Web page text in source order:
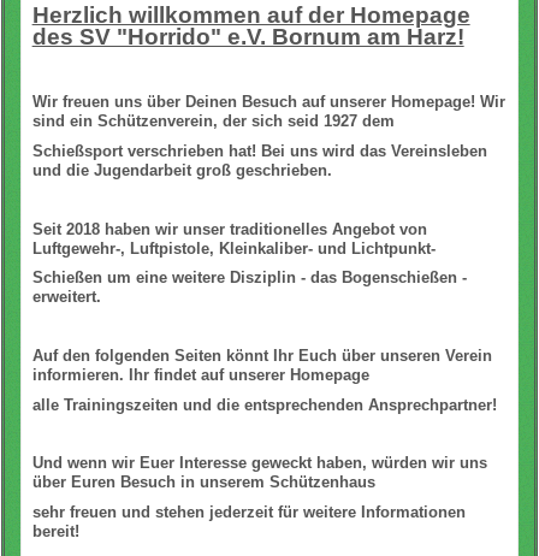
Herzlich willkommen auf der Homepage
des SV "Horrido" e.V. Bornum am Harz!
Wir freuen uns über Deinen Besuch auf unserer Homepage! Wir
sind ein Schützenverein, der sich seid 1927 dem
Schießsport verschrieben hat! Bei uns wird das Vereinsleben
und die Jugendarbeit groß geschrieben.
Seit 2018 haben wir unser traditionelles Angebot von
Luftgewehr-, Luftpistole, Kleinkaliber- und Lichtpunkt-
Schießen um eine weitere Disziplin - das Bogenschießen -
erweitert.
Auf den folgenden Seiten könnt Ihr Euch über unseren Verein
informieren. Ihr findet auf unserer Homepage
alle Trainingszeiten und die entsprechenden Ansprechpartner!
Und wenn wir Euer Interesse geweckt haben, würden wir uns
über Euren Besuch in unserem Schützenhaus
sehr freuen und stehen jederzeit für weitere Informationen
bereit!